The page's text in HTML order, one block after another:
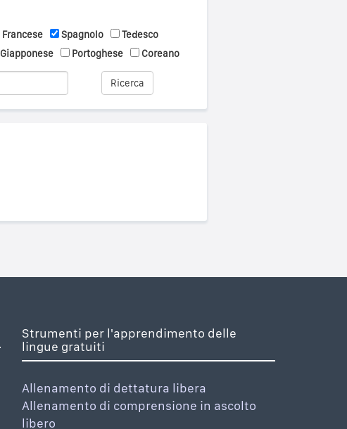
Francese Spagnolo
Tedesco
Giapponese Portoghese Coreano
Ricerca
Strumenti per l'apprendimento delle
lingue gratuiti
Allenamento di dettatura libera
Allenamento di comprensione in ascolto
libero